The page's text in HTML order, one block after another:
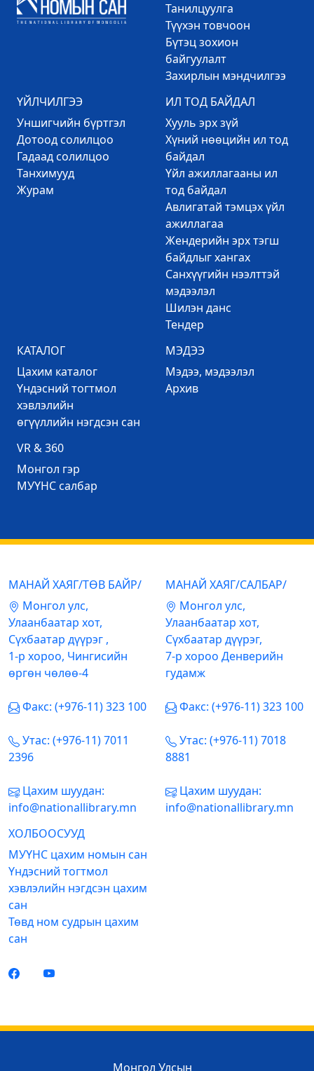
Танилцуулга
Түүхэн товчоон
Бүтэц зохион
байгуулалт
Захирлын мэндчилгээ
ҮЙЛЧИЛГЭЭ
Уншигчийн бүртгэл
Дотоод солилцоо
Гадаад солилцоо
Танхимууд
Журам
ИЛ ТОД БАЙДАЛ
Хууль эрх зүй
Хүний нөөцийн ил тод
байдал
Үйл ажиллагааны ил
тод байдал
Авлигатай тэмцэх үйл
ажиллагаа
Жендерийн эрх тэгш
байдлыг хангах
Санхүүгийн нээлттэй
мэдээлэл
Шилэн данс
Тендер
КАТАЛОГ
Цахим каталог
Үндэсний тогтмол
хэвлэлийн
өгүүллийн нэгдсэн сан
МЭДЭЭ
Mэдээ, мэдээлэл
Архив
VR & 360
Mонгол гэр
МУҮНС салбар
МАНАЙ ХАЯГ/ТӨВ БАЙР/
Mонгол улс,
Улаанбаатар хот,
Сүхбаатар дүүрэг ,
1-р хороо, Чингисийн
өргөн чөлөө-4
Факс: (+976-11) 323 100
Утас: (+976-11) 7011
2396
Цахим шуудан:
info@nationallibrary.mn
МАНАЙ ХАЯГ/САЛБАР/
Mонгол улс,
Улаанбаатар хот,
Сүхбаатар дүүрэг,
7-р хороо Денверийн
гудамж
Факс: (+976-11) 323 100
Утас: (+976-11) 7018
8881
Цахим шуудан:
info@nationallibrary.mn
ХОЛБООСУУД
МУҮНС цахим номын сан
Үндэсний тогтмол
хэвлэлийн нэгдсэн цахим
сан
Төвд ном судрын цахим
сан
Монгол Улсын